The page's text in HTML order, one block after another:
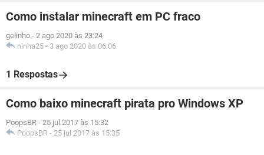
Como instalar minecraft em PC fraco
gelinho - 2 ago 2020 às 23:24
ninha25 - 3 ago 2020 às 06:06
1 Respostas
Como baixo minecraft pirata pro Windows XP
PoopsBR - 25 jul 2017 às 15:32
PoopsBR - 25 jul 2017 às 15:35